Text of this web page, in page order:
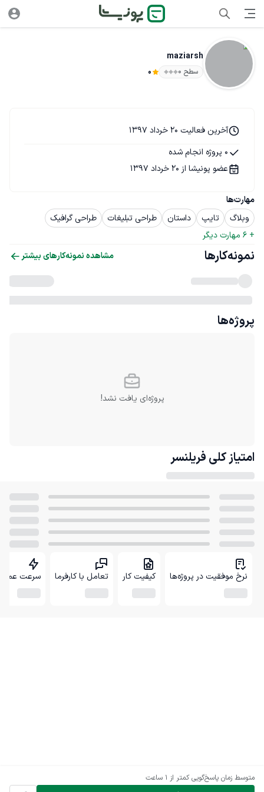
maziarsh
سطح ۰ 0
متوسط زمان پاسخ‌گویی کمتر از 1 ساعت
مهارت‌ها
وبلاگ
تایپ داستان طراحی تبلیغات
طراحی گرافیک
+
6 مهارت دیگر
آخرین فعالیت 20 خرداد 1397
0 پروژه انجام شده
عضو پونیشا از 20 خرداد 1397
نمونه‌کارها مشاهده نمونه‌کارهای بیشتر
پروژه‌ها
پروژه‌ای یافت نشد!
امتیاز کلی فریلنسر
نرخ موفقیت در پروژه‌ها کیفیت کار تعامل با کارفرما سرعت عمل